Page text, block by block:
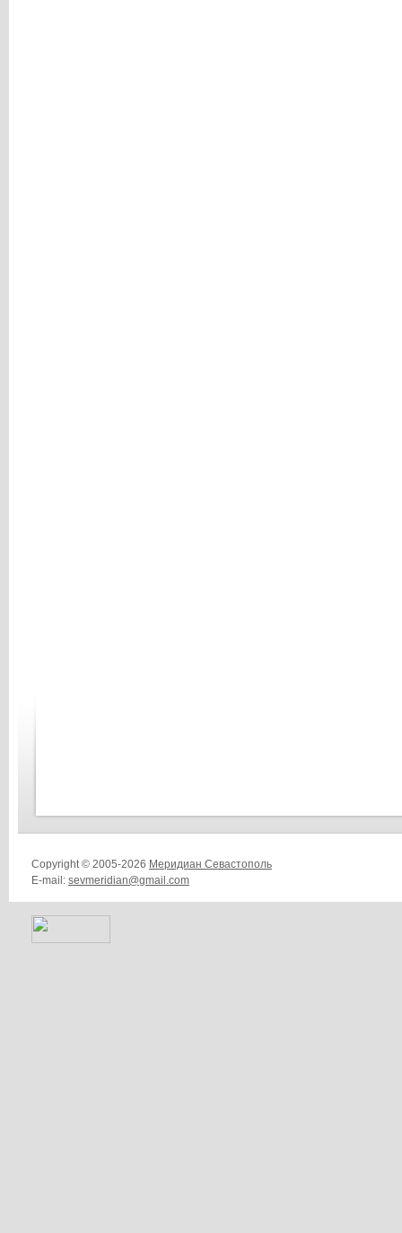
Copyright © 2005-2026 Меридиан Севастополь
E-mail: sevmeridian@gmail.com